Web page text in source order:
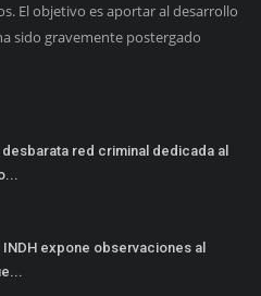
El objetivo es aportar al desarrollo
sido gravemente postergado
desbarata red criminal dedicada al
expone observaciones al